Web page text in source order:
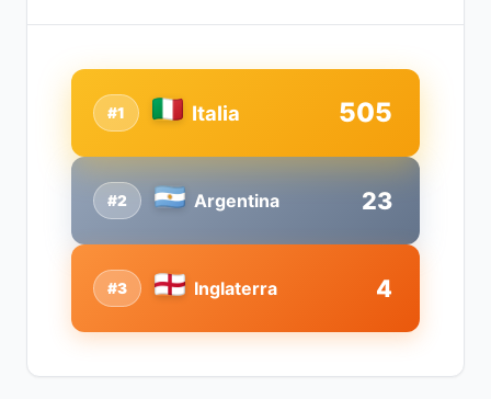
#2 Argentina 23
#1 Italia 505
#3 Inglaterra 4